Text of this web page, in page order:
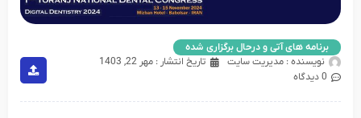
برنامه های آتی و درحال برگزاری شده
نویسنده : مدیریت سایت تاریخ انتشار : مهر 22, 1403
0 دیدگاه